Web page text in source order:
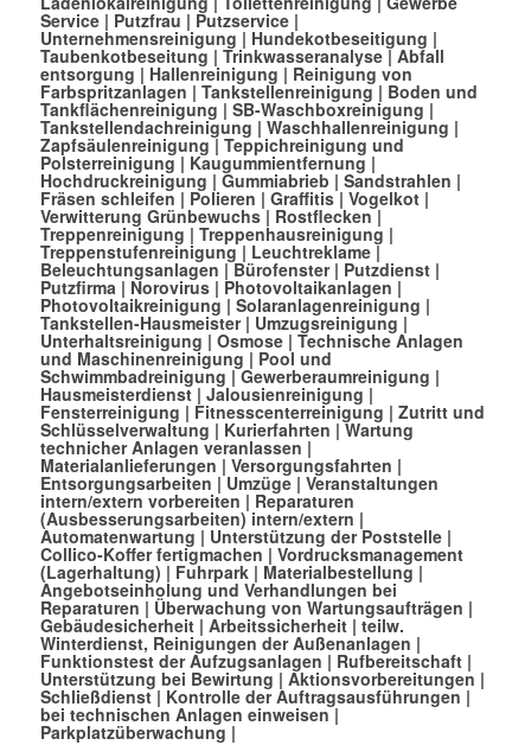
Service| Putzfrau | Putzservice|
Unternehmensreinigung | Hundekotbeseitigung |
Taubenkotbeseitung | Trinkwasseranalyse|Abfall
entsorgung | Hallenreinigung | Reinigung von
Farbspritzanlagen | Tankstellenreinigung| Boden und
Tankflächenreinigung | SB-Waschboxreinigung |
Tankstellendachreinigung | Waschhallenreinigung |
Zapfsäulenreinigung| Teppichreinigung und
Polsterreinigung| Kaugummientfernung|
Hochdruckreinigung | Gummiabrieb | Sandstrahlen |
Fräsen schleifen | Polieren | Graffitis| Vogelkot|
Verwitterung Grünbewuchs| Rostflecken|
Treppenreinigung | Treppenhausreinigung |
Treppenstufenreinigung| Leuchtreklame|
Beleuchtungsanlagen |Bürofenster| Putzdienst|
Putzfirma | Norovirus| Photovoltaikanlagen |
Photovoltaikreinigung | Solaranlagenreinigung |
Tankstellen-Hausmeister| Umzugsreinigung |
Unterhaltsreinigung | Osmose| Technische Anlagen
und Maschinenreinigung | Pool und
Schwimmbadreinigung |Gewerberaumreinigung |
Hausmeisterdienst| Jalousienreinigung |
Fensterreinigung | Fitnesscenterreinigung | Zutritt und
Schlüsselverwaltung | Kurierfahrten |Wartung
technicher Anlagen veranlassen |
Materialanlieferungen | Versorgungsfahrten |
Entsorgungsarbeiten |Umzüge| Veranstaltungen
intern/extern vorbereiten | Reparaturen
(Ausbesserungsarbeiten) intern/extern |
Automatenwartung | Unterstützung der Poststelle|
Collico-Koffer fertigmachen | Vordrucksmanagement
(Lagerhaltung) | Fuhrpark| Materialbestellung |
Angebotseinholung und Verhandlungen bei
Reparaturen | Überwachung von Wartungsaufträgen |
Gebäudesicherheit| Arbeitssicherheit| teilw.
Winterdienst, Reinigungen der Außenanlagen |
Funktionstest der Aufzugsanlagen | Rufbereitschaft|
Unterstützung bei Bewirtung | Aktionsvorbereitungen |
Schließdienst| Kontrolle der Auftragsausführungen |
bei technischen Anlagen einweisen|
Parkplatzüberwachung |